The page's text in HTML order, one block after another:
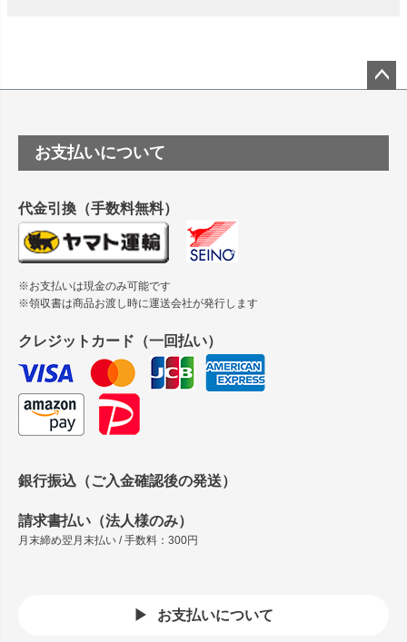
塩ビのロール紙で離型紙が透明の商品はありますか
つや消し半透明ラベルのロールタイプはありますか？
縦420mm×横650mmの包装紙に適した紙はありますか？
ップ
お支払いについて
代金引換（手数料無料）
※お支払いは現金のみ可能です
※領収書は商品お渡し時に運送会社が発行します
クレジットカード（一回払い）
銀行振込（ご入金確認後の発送）
請求書払い（法人様のみ）
月末締め翌月末払い / 手数料：300円
お支払いについて